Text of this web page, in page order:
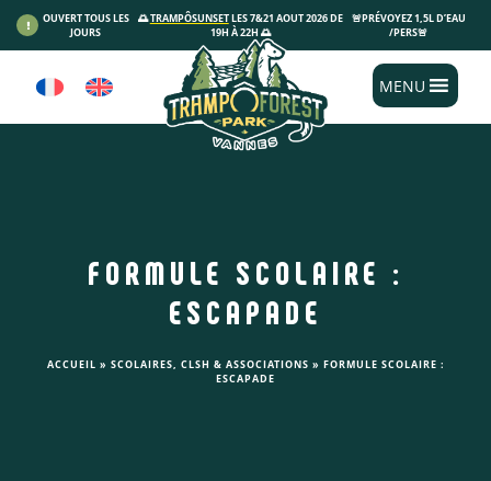
OUVERT TOUS LES
JOURS
🌅TRAMPÔSUNSETLES 7&21 AOUT 2026 DE
19H À 22H 🌅
🚨PRÉVOYEZ 1,5L D’EAU
/PERS🚨
MENU
FORMULE SCOLAIRE :
ESCAPADE
ACCUEIL » SCOLAIRES, CLSH & ASSOCIATIONS » FORMULE SCOLAIRE :
ESCAPADE
Panneau de gestion des cookies